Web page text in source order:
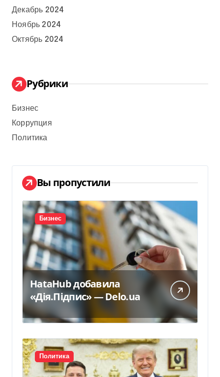
Декабрь 2024
Ноябрь 2024
Октябрь 2024
Рубрики
Бизнес
Коррупция
Политика
Вы пропустили
Бизнес
HataHub добавила
«Дія.Підпис» — Delo.ua
Политика